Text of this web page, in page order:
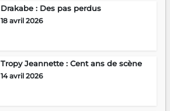
Drakabe : Des pas perdus
18 avril 2026
Tropy Jeannette : Cent ans de scène
14 avril 2026